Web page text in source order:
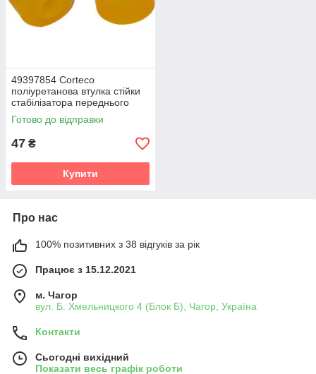
49397854 Corteco
поліуретанова втулка стійки
стабілізатора переднього
PolyBush (аналог) v19
Готово до відправки
47 ₴
Купити
Про нас
100% позитивних з 38 відгуків за рік
Працює з 15.12.2021
м. Чагор
вул. Б. Хмельницкого 4 (Блок Б), Чагор, Україна
Контакти
Сьогодні вихідний
Показати весь графік роботи